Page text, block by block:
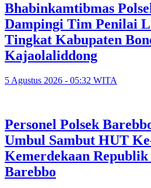
Bhabinkamtibmas
Dampingi Tim Penilai
Tingkat Kabupaten
Kajaolaliddong
5 Agustus 2026 - 05:32 WITA
Personel Polsek
Umbul Sambut HUT
Kemerdekaan Republik
Barebbo